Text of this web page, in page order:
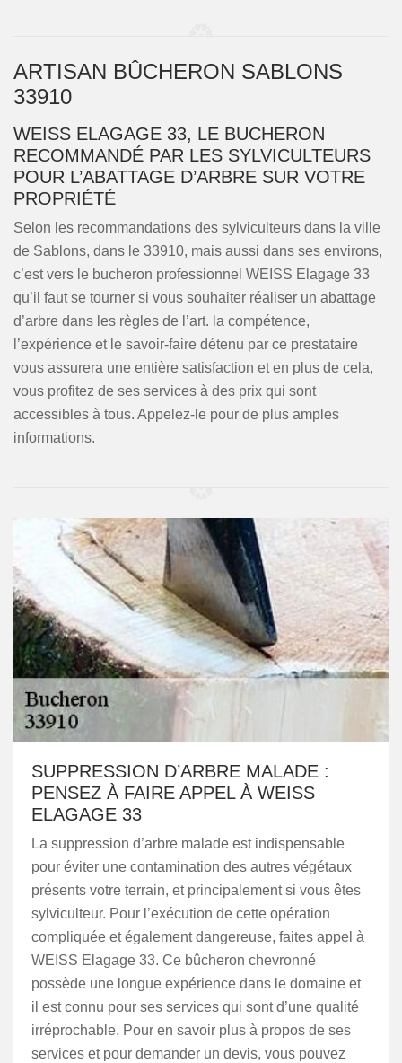
ARTISAN BÛCHERON SABLONS
33910
WEISS ELAGAGE 33, LE BUCHERON
RECOMMANDÉ PAR LES SYLVICULTEURS
POUR L’ABATTAGE D’ARBRE SUR VOTRE
PROPRIÉTÉ
Selon les recommandations des sylviculteurs dans la ville
de Sablons, dans le 33910, mais aussi dans ses environs,
c’est vers le bucheron professionnel WEISS Elagage 33
qu’il faut se tourner si vous souhaiter réaliser un abattage
d’arbre dans les règles de l’art. la compétence,
l’expérience et le savoir-faire détenu par ce prestataire
vous assurera une entière satisfaction et en plus de cela,
vous profitez de ses services à des prix qui sont
accessibles à tous. Appelez-le pour de plus amples
informations.
SUPPRESSION D’ARBRE MALADE :
PENSEZ À FAIRE APPEL À WEISS
ELAGAGE 33
La suppression d’arbre malade est indispensable
pour éviter une contamination des autres végétaux
présents votre terrain, et principalement si vous êtes
sylviculteur. Pour l’exécution de cette opération
compliquée et également dangereuse, faites appel à
WEISS Elagage 33. Ce bûcheron chevronné
possède une longue expérience dans le domaine et
il est connu pour ses services qui sont d’une qualité
irréprochable. Pour en savoir plus à propos de ses
services et pour demander un devis, vous pouvez